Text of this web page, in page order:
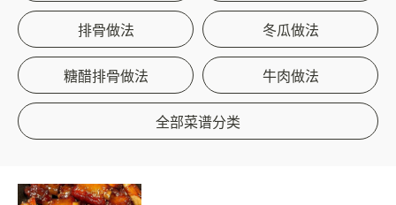
排骨做法 冬瓜做法
糖醋排骨做法 牛肉做法
全部菜谱分类